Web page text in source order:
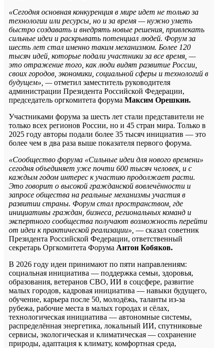
«Сегодня основная конкуренция в мире идет не только за
технологии или ресурсы, но и за время — нужно уметь
быстро создавать и внедрять новые решения, привлекать
сильные идеи и раскрывать потенциал людей. Форум за
шесть лет стал именно таким механизмом. Более 120
тысяч идей, которые подали участники за все время, —
это отражение того, как люди видят развитие России,
своих городов, экономики, социальной сферы и технологий в
будущем», —отметил заместитель руководителя
администрации Президента Российской Федерации,
председатель оргкомитета форума Максим Орешкин.
Участниками форума за шесть лет стали представители не
только всех регионов России, но и 45 стран мира. Только в
2025 году авторы подали более 35 тысяч инициатив — это
более чем в два раза выше показателя первого форума.
«Сообщество форума «Сильные идеи для нового времени»
сегодня объединяет уже почти 600 тысяч человек, и с
каждым годом интерес к участию продолжает расти.
Это говорит о высокой гражданской вовлечённости и
запросе общества на реальные механизмы участия в
развитии страны. Форум стал пространством, где
инициативы граждан, бизнеса, региональных команд и
экспертного сообщества получают возможность перейти
от идеи к практической реализации», — сказал советник
Президента Российской Федерации, ответственный
секретарь Оргкомитета Форума Антон Кобяков.
В 2026 году идеи принимают по пяти направлениям:
социальная инициатива — поддержка семьи, здоровья,
образования, ветеранов СВО, ИИ в соцсфере, развитие
малых городов, кадровая инициатива — навыки будущего,
обучение, карьера после 50, молодёжь, таланты из-за
рубежа, рабочие места в малых городах и сёлах,
технологическая инициатива — автономные системы,
распределённая энергетика, локальный ИИ, спутниковые
сервисы, экологическая и климатическая — сохранение
природы, адаптация к климату, комфортная среда,